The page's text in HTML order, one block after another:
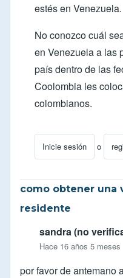
estés en Venezuela.
No conozco cuál
en Venezuela a las
país dentro de las
Coolombia les
colombianos.
Inicie sesión o
En respuesta a
como obtener una
residente
sandra (no
Hace 16 años 5 meses
por favor de antemano